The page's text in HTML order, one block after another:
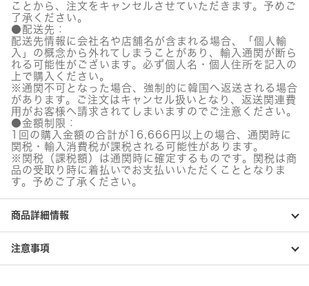
ことから、注文をキャンセルさせていただきます。予めご
了承ください。
●配送先：
配送先情報に会社名や店舗名が含まれる場合、「個人輸
入」の概念から外れてしまうことがあり、輸入通関が断ら
れる可能性がございます。必ず個人名・個人住所を記入の
上で購入ください。
※通関不可となった場合、強制的に韓国へ返送される場合
があります。ご注文はキャンセル扱いとなり、返送関連費
用がお客様へ請求されてしまいますのでご注意ください。
●金額制限：
1回の購入金額の合計が16,666円以上の場合、通関時に
関税・輸入消費税が課税される可能性があります。
※関税（課税額）は通関時に確定するものです。関税は商
品の受取り時に着払いでお支払いいただくこととなりま
す。予めご了承ください。
商品詳細情報
注意事項